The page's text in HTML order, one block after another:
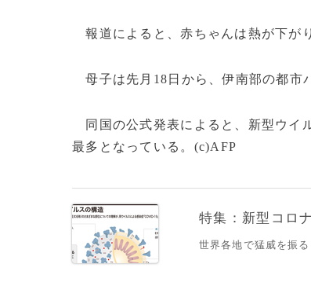
報道によると、赤ちゃんは熱が下が
母子は先月18日から、伊南部の都市
同国の公式発表によると、新型ウイ
最多となっている。(c)AFP
特集：新型コロ
世界各地で猛威を振